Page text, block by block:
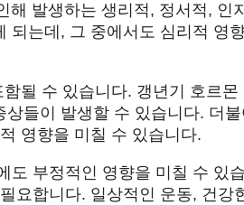
해 발생하는 생리적, 정서적, 인
되는데, 그 중에서도 심리적 영
될 수 있습니다. 갱년기 호르몬
들이 발생할 수 있습니다. 더
영향을 미칠 수 있습니다.
부정적인 영향을 미칠 수 있습
요합니다. 일상적인 운동, 건강